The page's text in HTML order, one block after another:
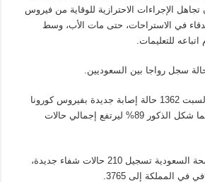
الإجراءات الاحترازية للوقاية من فيروس
في الاستراحات، حتى مات الأب، وسط
للتعليمات.
سجل رواجا بين السعوديين.
وسجلت السعودية اليوم السبت 1362 حالة إصابة جديدة بفيروس كورونا
تمثل الإناث منها 11%، بينما شكل الذكور 89% ليرتفع إجمالي حالات
وأعلن المتحدث باسم الصحة السعودية تسجيل 210 حالات شفاء جديدة،
في المملكة إلى 3765.